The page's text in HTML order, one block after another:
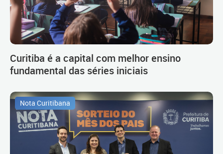
Curitiba é a capital com melhor ensino
fundamental das séries iniciais
Nota Curitibana